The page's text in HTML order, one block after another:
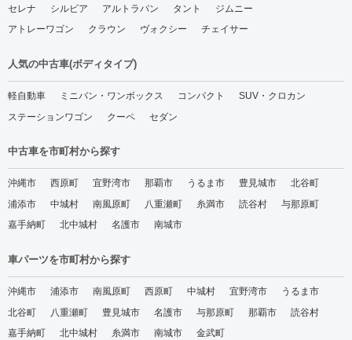
セレナ
シルビア アルトラパン タント
ジムニー
アトレーワゴン
クラウン ヴォクシー チェイサー
人気の中古車(ボディタイプ)
軽自動車 ミニバン・ワンボックス コンパクト
SUV・クロカン
ステーションワゴン
クーペ セダン
中古車を市町村から探す
沖縄市 西原町 宜野湾市 那覇市 うるま市 豊見城市
北谷町
浦添市
中城村 南風原町 八重瀬町 糸満市 読谷村
与那原町
嘉手納町
北中城村 名護市 南城市
車パーツを市町村から探す
沖縄市 浦添市 南風原町 西原町 中城村 宜野湾市
うるま市
北谷町
八重瀬町 豊見城市 名護市 与那原町 那覇市
読谷村
嘉手納町
北中城村 糸満市 南城市 金武町